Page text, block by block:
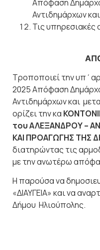
Απόφαση
Αντιδημάρχων
Τις υπηρεσιακές
Τροποποιεί την
2025 Απόφαση
Αντιδημάρχων και
ορίζει την κα
του ΑΛΕΞΑΝΔΡΟΥ –
ΚΑΙ ΠΡΟΑΓΩΓΗΣ ΤΗΣ
διατηρώντας τις
με την ανωτέρω
Η παρούσα να
«ΔΙΑΥΓΕΙΑ» και να
Δήμου Ηλιούπολης.